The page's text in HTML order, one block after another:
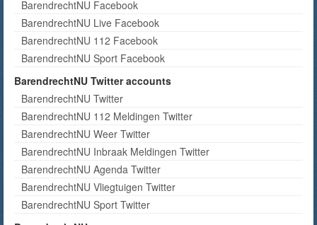
BarendrechtNU Facebook
BarendrechtNU Live Facebook
BarendrechtNU 112 Facebook
BarendrechtNU Sport Facebook
BarendrechtNU Twitter accounts
BarendrechtNU Twitter
BarendrechtNU 112 Meldingen Twitter
BarendrechtNU Weer Twitter
BarendrechtNU Inbraak Meldingen Twitter
BarendrechtNU Agenda Twitter
BarendrechtNU Vliegtuigen Twitter
BarendrechtNU Sport Twitter